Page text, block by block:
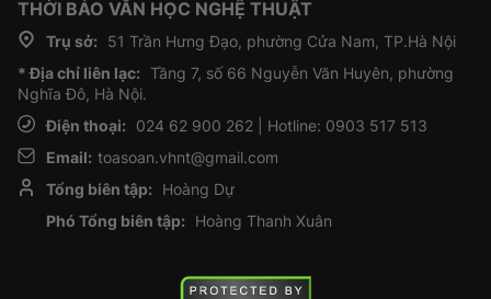
THỜI BÁO VĂN HỌC NGHỆ THUẬT
Trụ sở:
51 Trần Hưng Đạo, phường Cửa Nam, TP.Hà Nội
* Địa chỉ liên lạc: Tầng 7, số 66 Nguyễn Văn Huyên, phường
Nghĩa Đô, Hà Nội.
Điện thoại:
024 62 900 262 | Hotline: 0903 517 513
Email: toasoan.vhnt@gmail.com
Tổng biên tập:
Hoàng Dự
Phó Tổng biên tập:
Hoàng Thanh Xuân